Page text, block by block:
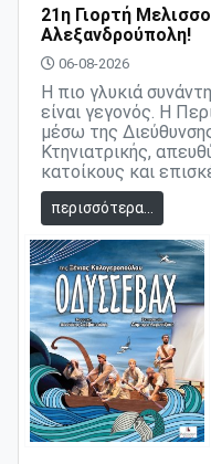
21η Γιορτή
Αλεξανδρούπολη!
06-08-2026
Η πιο γλυκιά
είναι γεγονός. Η
μέσω της
Κτηνιατρικής,
κατοίκους και
περισσότερα...